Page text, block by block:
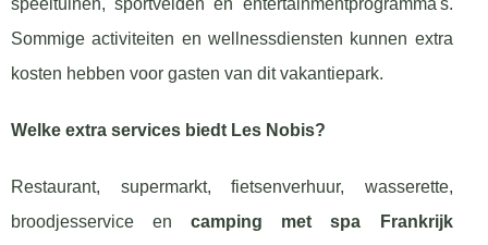
Sommige activiteiten en wellnessdiensten kunnen extra
kosten hebben voor gasten van dit vakantiepark.
Welke extra services biedt Les Nobis?
Restaurant, supermarkt, fietsenverhuur, wasserette,
broodjesservice encamping met spa Frankrijk